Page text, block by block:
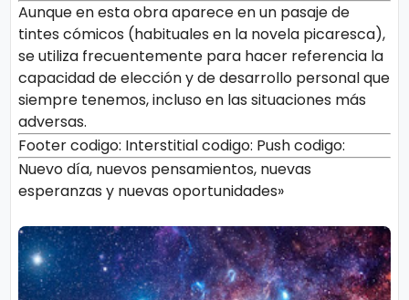
Aunque en esta obra aparece en un pasaje de
tintes cómicos (habituales en la novela picaresca),
se utiliza frecuentemente para hacer referencia la
capacidad de elección y de desarrollo personal que
siempre tenemos, incluso en las situaciones más
adversas.
Footer codigo: Interstitial codigo: Push codigo:
Nuevo día, nuevos pensamientos, nuevas
esperanzas y nuevas oportunidades»